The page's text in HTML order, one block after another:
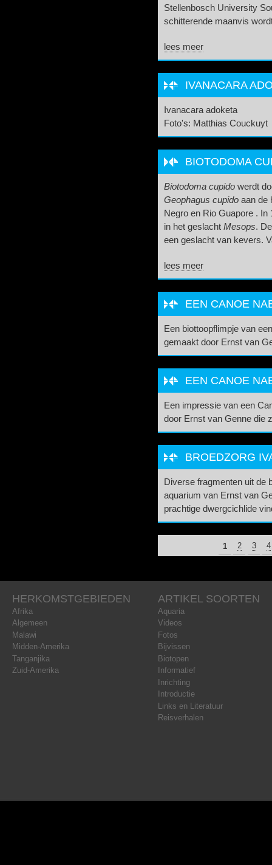
Stellenbosch University
schitterende maanvis
lees meer
IVANACARA
Ivanacara adoketa
Foto's: Matthias Couckuyt
BIOTODOMA
Biotodoma cupido werdt
Geophagus cupido aan de
Negro en Rio Guapore .
in het geslacht Mesops.
een geslacht van kevers.
lees meer
EEN CANOE
Een biottoopflimpje van
gemaakt door Ernst van
EEN CANOE
Een impressie van een
door Ernst van Genne die
BROEDZORG
Diverse fragmenten uit de
aquarium van Ernst van
prachtige dwergcichlide
PAGINA'S
1 2 3 4
HERKOMSTGEBIEDEN
Afrika
Algemeen
Malawi
Midden-Amerika
Tanganjika
Zuid-Amerika
ARTIKEL SOORTEN
Aquaria
Videos
Fotos
Bijvissen
Biotopen
Informatief
Inrichting
Introductie
Links en Literatuur
Reisverhalen